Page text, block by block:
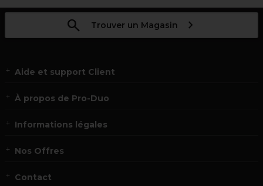
Trouver un Magasin
Aide et support Client
À propos de Pro-Duo
Informations légales
Nos Offres
Contact